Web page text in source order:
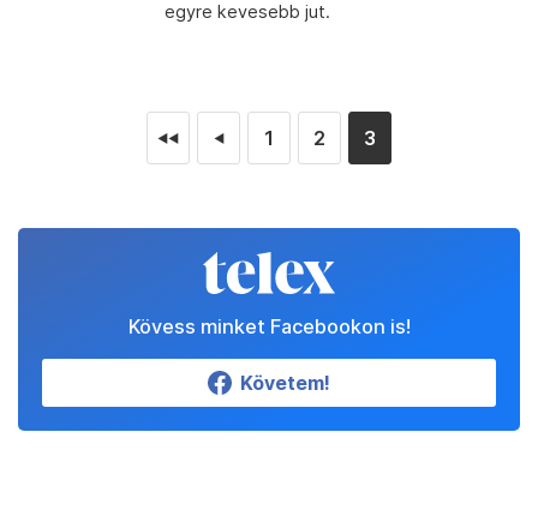
egyre kevesebb jut.
◄◄ ◄ 1 2 3
Kövess minket Facebookon is!
Követem!